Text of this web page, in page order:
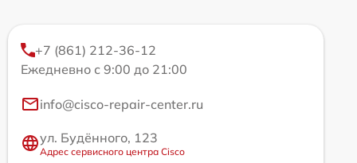
+7 (861) 212-36-12
Ежедневно с 9:00 до 21:00
info@cisco-repair-center.ru
ул. Будённого, 123
Адрес сервисного центра Cisco